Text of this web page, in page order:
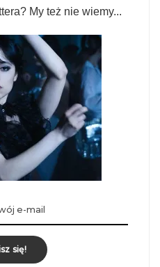
My też nie wiemy...
się!